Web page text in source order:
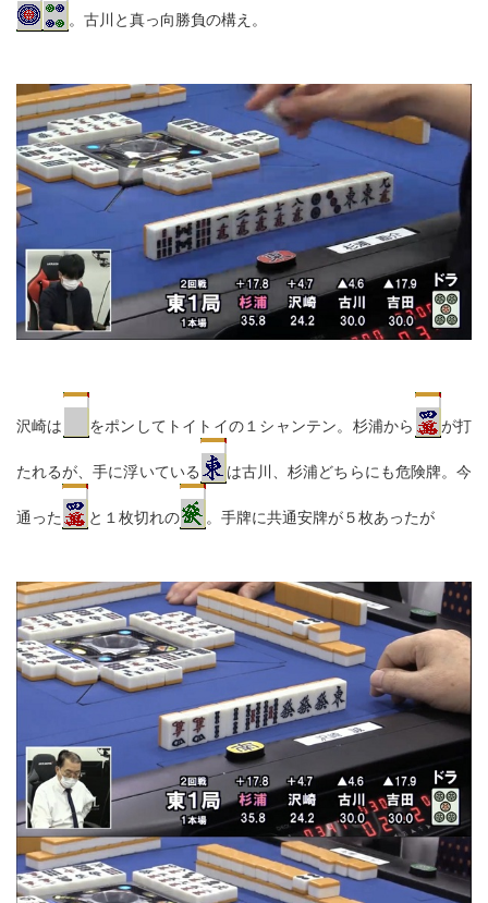
。古川と真っ向勝負の構え。
沢崎は をポンしてトイトイの１シャンテン。杉浦から が打
たれるが、手に浮いている は古川、杉浦どちらにも危険牌。今
通った と１枚切れの 。手牌に共通安牌が５枚あったが